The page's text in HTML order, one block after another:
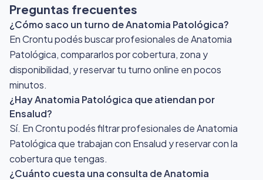
Preguntas frecuentes
¿Cómo saco un turno de Anatomia Patológica?
En Crontu podés buscar profesionales de Anatomia
Patológica, compararlos por cobertura, zona y
disponibilidad, y reservar tu turno online en pocos
minutos.
¿Hay Anatomia Patológica que atiendan por
Ensalud?
Sí. En Crontu podés filtrar profesionales de Anatomia
Patológica que trabajan con Ensalud y reservar con la
cobertura que tengas.
¿Cuánto cuesta una consulta de Anatomia